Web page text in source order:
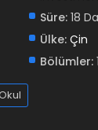
Süre: 18
Ülke: Çin
Bölümler: